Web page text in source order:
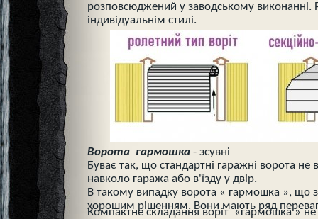
розповсюджений у заводському виконанні.
індивідуальнім стилі.
Ворота гармошка - зсувні
Буває так, що стандартні гаражні ворота не
навколо гаража або в'їзду у двір.
В такому випадку ворота « гармошка », що
хорошим рішенням. Вони мають ряд
Компактне складання воріт «гармошка » не